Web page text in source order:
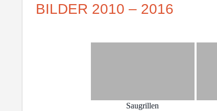
BILDER 2010 – 2016
Saugrillen